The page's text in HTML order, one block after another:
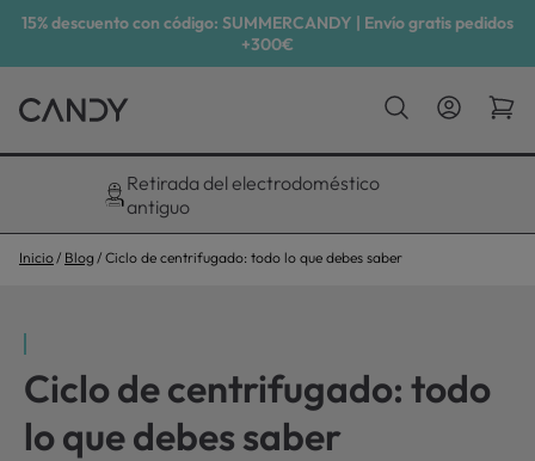
15% descuento con código: SUMMERCANDY | Envío gratis pedidos
+300€
Descuento exclusivo del 10%
Inicio Blog Ciclo de centrifugado: todo lo que debes saber
Ciclo de centrifugado: todo
lo que debes saber